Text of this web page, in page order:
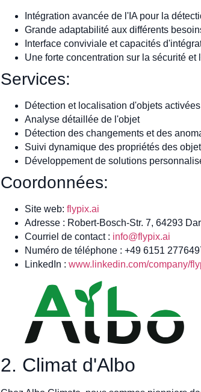
Intégration avancée de l'IA pour la
Grande adaptabilité aux différents
Interface conviviale et capacités
Une forte concentration sur la sécurité
Services:
Détection et localisation d'objets
Analyse détaillée de l'objet
Détection des changements et des
Suivi dynamique des propriétés des
Développement de solutions
Coordonnées:
Site web: flypix.ai
Adresse : Robert-Bosch-Str. 7, 64293
Courriel de contact : info@flypix.ai
Numéro de téléphone : +49 6151
LinkedIn : www.linkedin.com/company/
2. Climat d'Albo